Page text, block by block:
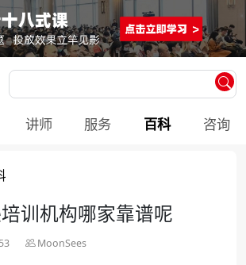
讲师 服务 百科 咨询
训机构哪家靠谱呢
MoonSees